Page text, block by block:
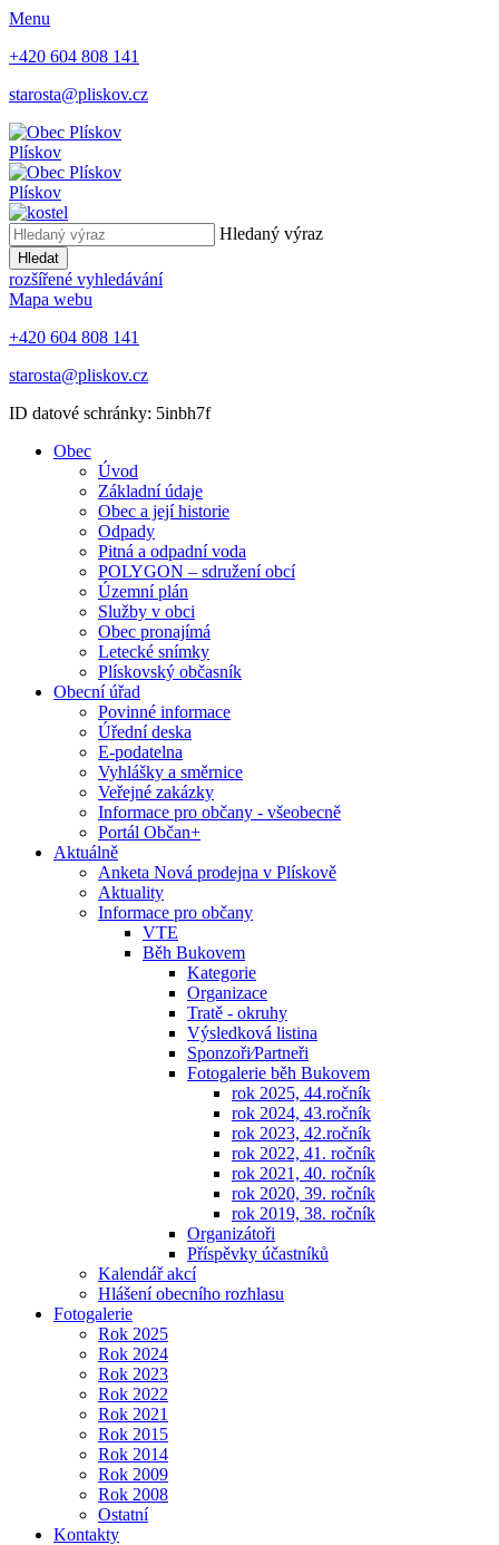
Menu
+420 604 808 141
starosta@pliskov.cz
Plískov
Plískov
Hledaný výraz
Hledat
rozšířené vyhledávání
Mapa webu
+420 604 808 141
starosta@pliskov.cz
ID datové schránky: 5inbh7f
Obec
Úvod
Základní údaje
Obec a její historie
Odpady
Pitná a odpadní voda
POLYGON – sdružení obcí
Územní plán
Služby v obci
Obec pronajímá
Letecké snímky
Plískovský občasník
Obecní úřad
Povinné informace
Úřední deska
E-podatelna
Vyhlášky a směrnice
Veřejné zakázky
Informace pro občany - všeobecně
Portál Občan+
Aktuálně
Anketa Nová prodejna v Plískově
Aktuality
Informace pro občany
VTE
Běh Bukovem
Kategorie
Organizace
Tratě - okruhy
Výsledková listina
Sponzoři⁄Partneři
Fotogalerie běh Bukovem
rok 2025, 44.ročník
rok 2024, 43.ročník
rok 2023, 42.ročník
rok 2022, 41. ročník
rok 2021, 40. ročník
rok 2020, 39. ročník
rok 2019, 38. ročník
Organizátoři
Příspěvky účastníků
Kalendář akcí
Hlášení obecního rozhlasu
Fotogalerie
Rok 2025
Rok 2024
Rok 2023
Rok 2022
Rok 2021
Rok 2015
Rok 2014
Rok 2009
Rok 2008
Ostatní
Kontakty